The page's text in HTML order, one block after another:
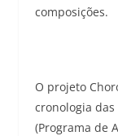
composições.
O projeto
cronologia das
(Programa de